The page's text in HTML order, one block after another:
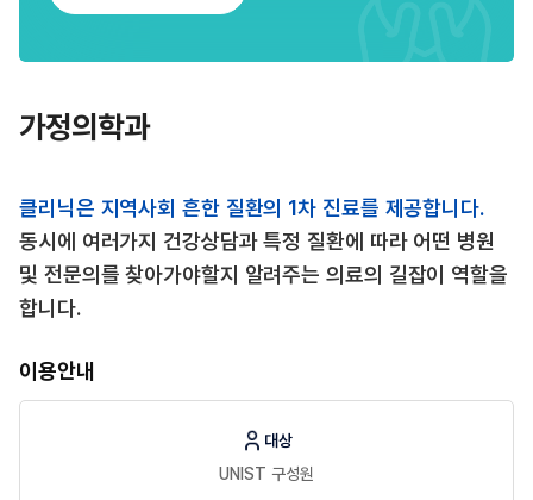
가정의학과
클리닉은 지역사회 흔한 질환의 1차 진료를 제공합니다.
동시에 여러가지 건강상담과 특정 질환에 따라 어떤 병원
및 전문의를 찾아가야할지 알려주는 의료의 길잡이 역할을
합니다.
이용안내
대상
UNIST 구성원